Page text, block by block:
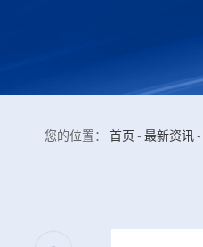
您的位置： 首页 - 最新资讯 -